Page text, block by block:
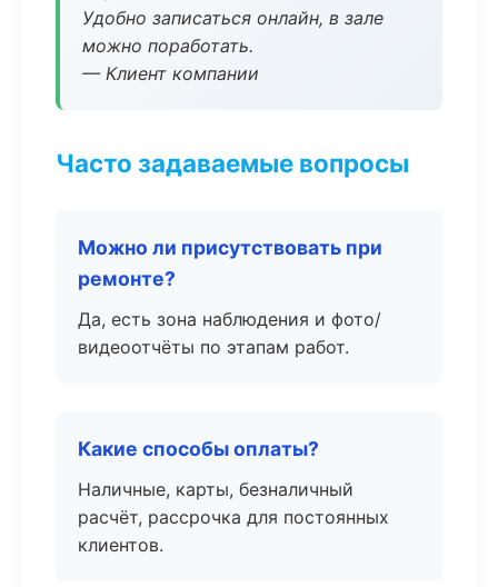
Удобно записаться онлайн, в зале
можно поработать.
— Клиент компании
Часто задаваемые вопросы
Можно ли присутствовать при
ремонте?
Да, есть зона наблюдения и фото/
видеоотчёты по этапам работ.
Какие способы оплаты?
Наличные, карты, безналичный
расчёт, рассрочка для постоянных
клиентов.